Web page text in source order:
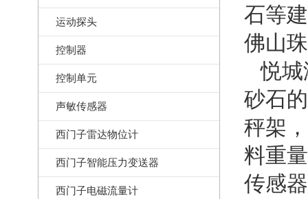
运动探头
控制器
控制单元
声敏传感器
西门子雷达物位计
西门子智能压力变送器
西门子电磁流量计
石等
佛山
悦城
砂石
秤架
料重
传感